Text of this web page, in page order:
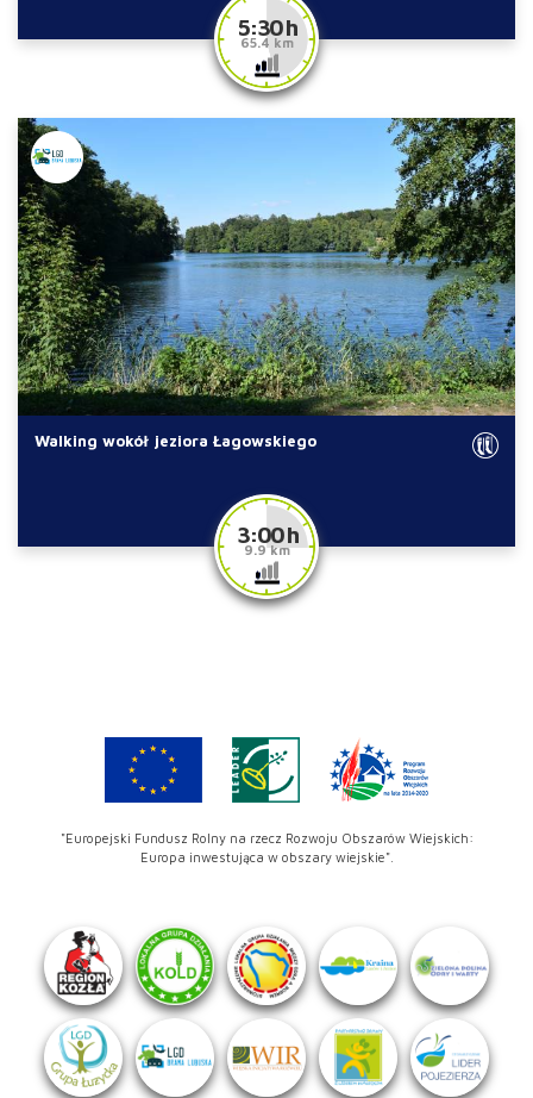
5:30 h
65.4 km
Walking wokół jeziora Łagowskiego
3:00 h
9.9 km
"Europejski Fundusz Rolny na rzecz Rozwoju Obszarów Wiejskich:
Europa inwestująca w obszary wiejskie".